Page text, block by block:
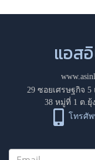
แอส
29 ซอยเศรษฐกิจ 5
38 หมู่ที่ 1 ต.ยุ้
โทรศั